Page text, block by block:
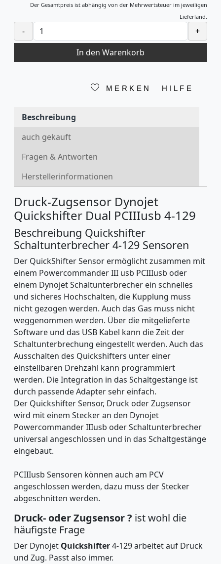
Der Gesamtpreis ist abhängig von der Mehrwertsteuer im jeweiligen
Lieferland.
-
+
In den Warenkorb
MERKEN HILFE
Beschreibung
auch gekauft
Fragen & Antworten
Herstellerinformationen
Druck-Zugsensor Dynojet
Quickshifter Dual PCIIIusb 4-129
Beschreibung Quickshifter
Schaltunterbrecher 4-129 Sensoren
Der QuickShifter Sensor ermöglicht zusammen mit
einem Powercommander III usb PCIIIusb oder
einem Dynojet Schaltunterbrecher ein schnelles
und sicheres Hochschalten, die Kupplung muss
nicht gezogen werden. Auch das Gas muss nicht
weggenommen werden. Über die mitgelieferte
Software und das USB Kabel kann die Zeit der
Schaltunterbrechung eingestellt werden. Auch das
Ausschalten des Quickshifters unter einer
einstellbaren Drehzahl kann programmiert
werden. Die Integration in das Schaltgestänge ist
durch passende Adapter sehr einfach.
Der Quickshifter Sensor, Druck oder Zugsensor
wird mit einem Stecker an den Dynojet
Powercommander IIIusb oder Schaltunterbrecher
universal angeschlossen und in das Schaltgestänge
eingebaut.
PCIIIusb Sensoren können auch am PCV
angeschlossen werden, dazu muss der Stecker
abgeschnitten werden.
Druck- oder Zugsensor ? ist wohl die
häufigste Frage
Der Dynojet Quickshifter4-129 arbeitet auf Druck
und Zug. Passt also immer.